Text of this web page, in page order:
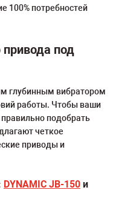
100% потребностей
под
глубинным вибратором
работы. Чтобы ваши
подобрать
четкое
приводы и
DYNAMIC JB-150 и